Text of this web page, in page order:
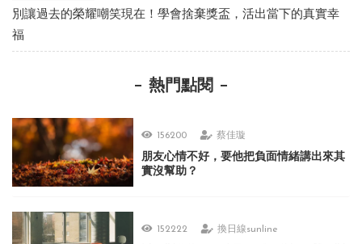
別讓過去的榮耀嘲笑現在！學會捨棄獎盃，活出當下的真實幸
福
熱門點閱
156200 蔡佳璇
朋友心情不好，要他把負面情緒講出來其
實沒幫助？
152222 換日線sunline